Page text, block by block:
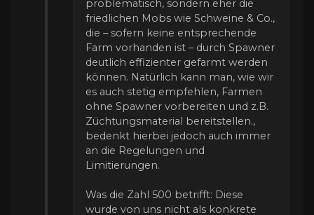
problematisch, sondern eher die
friedlichen Mobs wie Schweine & Co.,
die – sofern keine entsprechende
Farm vorhanden ist – durch Spawner
deutlich effizienter gefarmt werden
können. Natürlich kann man, wie wir
es auch stetig empfehlen, Farmen
ohne Spawner vorbereiten und z.B.
Züchtungsmaterial bereitstellen.,
bedenkt hierbei jedoch auch immer
an die Regelungen und
Limitierungen.
Was die Zahl 500 betrifft: Diese
wurde von uns nicht als konkrete